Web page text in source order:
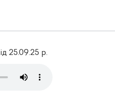
25.09.25 р.